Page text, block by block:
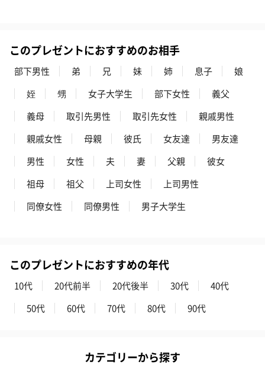
リラックスグッズを同梱してお届けします。
かき氷入浴剤4点セット
（ブルー）（748円）
かき氷入浴剤4点セット
（イエロー）（748円）
バスフラワー
ハンドタオル・ハンカチを同梱してお届けいたします。ギフトへ
の＋αにおすすめです。
このプレゼントにおすすめのお相手
部下男性 弟 兄 妹 姉 息子
娘
姪
甥 女子大学生 部下女性
義父
義母
取引先男性 取引先女性
親戚男性
親戚女性
母親 彼氏 女友達
男友達
男性
女性 夫 妻 父親
彼女
祖母
祖父 上司女性
上司男性
同僚女性
同僚男性 男子大学生
このプレゼントにおすすめの年代
10代 20代前半 20代後半 30代
40代
50代
60代 70代 80代 90代
カテゴリーから探す